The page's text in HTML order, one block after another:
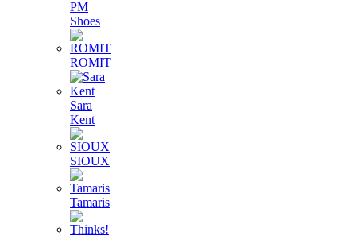
PM
Shoes
ROMIT
Sara
Kent
SIOUX
Tamaris